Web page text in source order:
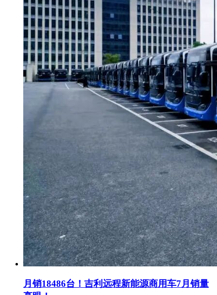
公告备
以下资料发送至招标代理机构指定邮箱
（lyj@shbid.com），并电话或邮件联系招标代理进行
远程购买招标文件： 1）营业执照、资质证书； 2）
业绩证明材料（合同或中标通知书）； 3）法定代表
人授权委托书； 4）满足投标人资格要求的相关材
料。 2. 招标文件每套售价1000元，售后不退，通过
转账方式支付。 接收文本费用的账户信息： 户 名：
上海机电设备招标有限公司 开 户 行：建行上海市分
行营业部 账 号：31001550400055646341 行 号：
截止时
2024-10-31 09:30:00
开标地
上海市沪闵路8075号虹梅商务大厦七楼727室2号会议
室
评标办
综合评估法
投标保
元）：
10.0000
布本次
招标公
同时在上海市建设工程交易服务中心
ciac.zjw.sh.gov.cn、上海地铁采购电子商务平台
月销18486台！吉利远程新能源商用车7月销量